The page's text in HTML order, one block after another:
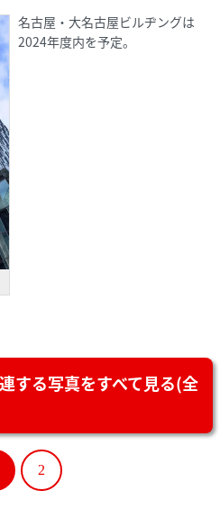
名古屋・大名古屋ビルヂングは
2024年度内を予定。
する写真をすべて見る(全
2